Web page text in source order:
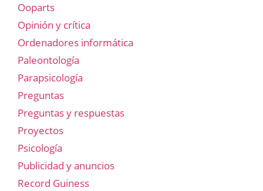
Ooparts
Opinión y crítica
Ordenadores informática
Paleontología
Parapsicología
Preguntas
Preguntas y respuestas
Proyectos
Psicología
Publicidad y anuncios
Record Guiness